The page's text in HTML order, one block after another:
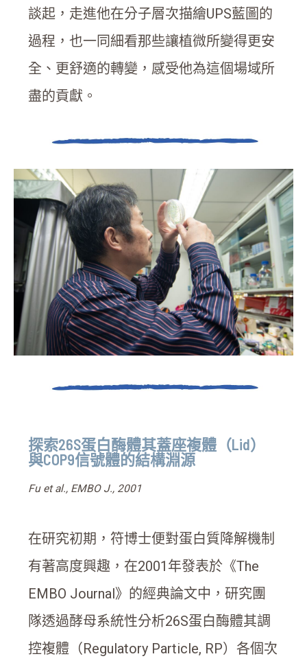
談起，走進他在分子層次描繪UPS藍圖的
過程，也一同細看那些讓植微所變得更安
全、更舒適的轉變，感受他為這個場域所
盡的貢獻。
探索26S蛋白酶體其蓋座複體（Lid）
與COP9信號體的結構淵源
Fu et al., EMBO J., 2001
在研究初期，符博士便對蛋白質降解機制
有著高度興趣，在2001年發表於《The
EMBO Journal》的經典論文中，研究團
隊透過酵母系統性分析26S蛋白酶體其調
控複體（Regulatory Particle, RP）各個次